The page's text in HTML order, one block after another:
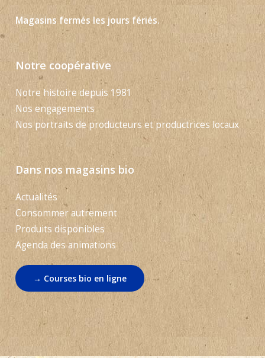
Magasins fermés les jours fériés.
Notre coopérative
Notre histoire depuis 1981
Nos engagements
Nos portraits de producteurs et productrices locaux
Dans nos magasins bio
Actualités
Consommer autrement
Produits disponibles
Agenda des animations
→ Courses bio en ligne